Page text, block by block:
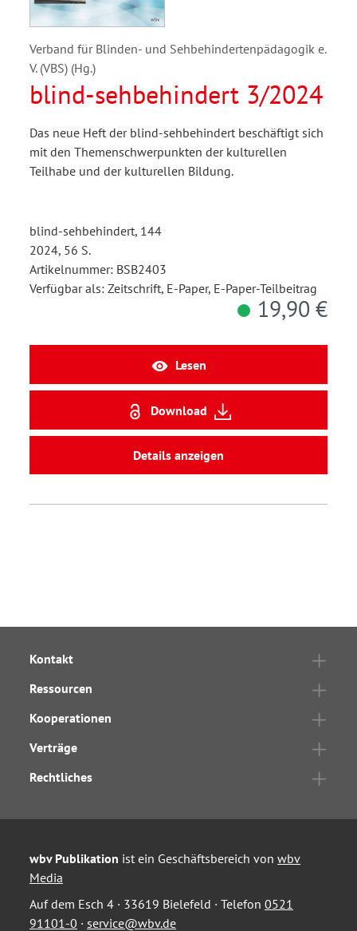
Verband für Blinden- und Sehbehindertenpädagogik e.
V. (VBS) (Hg.)
blind-sehbehindert 3/2024
Das neue Heft der blind-sehbehindert beschäftigt sich
mit den Themenschwerpunkten der kulturellen
Teilhabe und der kulturellen Bildung.
blind-sehbehindert, 144
2024, 56 S.
Artikelnummer: BSB2403
Verfügbar als: Zeitschrift, E-Paper, E-Paper-Teilbeitrag
19,90 €
Lesen
Download
Details anzeigen
Kontakt
Ressourcen
Kooperationen
Verträge
Rechtliches
wbv Publikation ist ein Geschäftsbereich von wbv
Media
Auf dem Esch 4 · 33619 Bielefeld · Telefon 0521
91101-0 · service@wbv.de